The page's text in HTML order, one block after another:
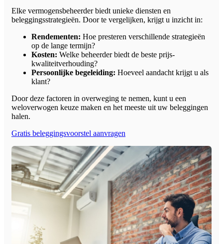
Elke vermogensbeheerder biedt unieke diensten en
beleggingsstrategieën. Door te vergelijken, krijgt u inzicht in:
Rendementen: Hoe presteren verschillende strategieën
op de lange termijn?
Kosten: Welke beheerder biedt de beste prijs-
kwaliteitverhouding?
Persoonlijke begeleiding: Hoeveel aandacht krijgt u als
klant?
Door deze factoren in overweging te nemen, kunt u een
weloverwogen keuze maken en het meeste uit uw beleggingen
halen.
Gratis beleggingsvoorstel aanvragen